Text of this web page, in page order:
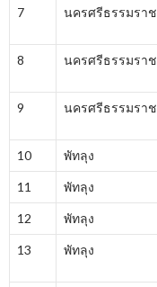
7 นครศรีธรรมราช
8 นครศรีธรรมราช
9 นครศรีธรรมราช
10 พัทลุง
11 พัทลุง
12 พัทลุง
13 พัทลุง